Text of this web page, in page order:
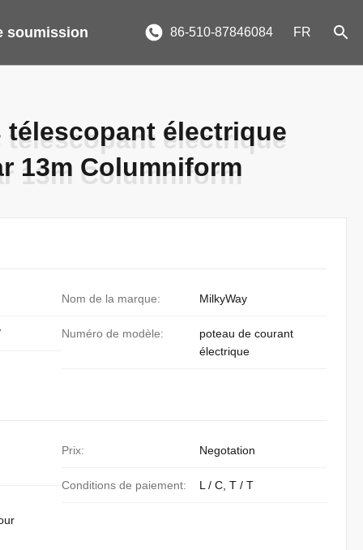
soumission 86-510-87846084 FR
électrique
13m Columniform
électrique
13m Columniform
Nom de la marque: MilkyWay
Numéro de modèle:
poteau de courant
électrique
Prix: Negotation
Conditions de paiement: L / C, T / T